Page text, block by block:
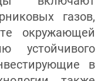
газов,
окружающей
устойчивого
в